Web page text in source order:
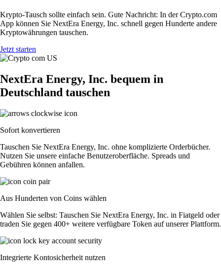
Krypto-Tausch sollte einfach sein. Gute Nachricht: In der Crypto.com
App können Sie NextEra Energy, Inc. schnell gegen Hunderte andere
Kryptowährungen tauschen.
Jetzt starten
NextEra Energy, Inc. bequem in
Deutschland tauschen
Sofort konvertieren
Tauschen Sie NextEra Energy, Inc. ohne komplizierte Orderbücher.
Nutzen Sie unsere einfache Benutzeroberfläche. Spreads und
Gebühren können anfallen.
Aus Hunderten von Coins wählen
Wählen Sie selbst: Tauschen Sie NextEra Energy, Inc. in Fiatgeld oder
traden Sie gegen 400+ weitere verfügbare Token auf unserer Plattform.
Integrierte Kontosicherheit nutzen